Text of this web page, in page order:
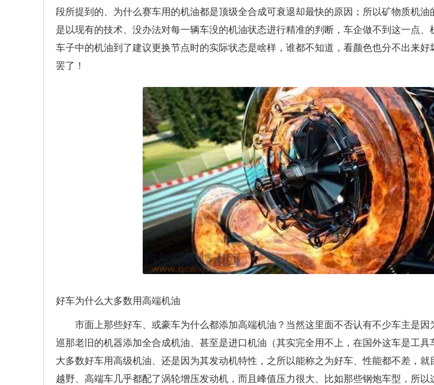
段所提到的、为什么赛车用的机油都是顶级全合成可衰退却最快的原因；所以矿物质机油
是以现有的技术、没办法对每一辆车没的机油状态进行精准的判断，车企做不到这一点、
车子中的机油到了建议更换节点时的实际状态是啥样，谁都不知道，看颜色也分不出来好
罢了！
好车为什么大多数用高端机油
市面上那些好车、或豪车为什么都添加高端机油？当然这里面不否认有不少车主是因
巡那老旧的机器添加全合成机油、甚至是进口机油（其实完全用不上，在国外这车是工具
大多数好车用高级机油、还是因为其发动机特性，之所以能称之为好车、性能都不差，就
越野、高端车几乎都配了涡轮增压发动机，而且峰值压力很大、比如那些钢炮车型，所以